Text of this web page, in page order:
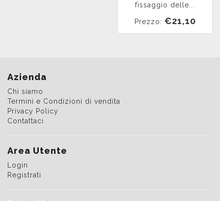
fissaggio delle...
Prezzo: €21,10
Azienda
Chi siamo
Termini e Condizioni di vendita
Privacy Policy
Contattaci
Area Utente
Login
Registrati